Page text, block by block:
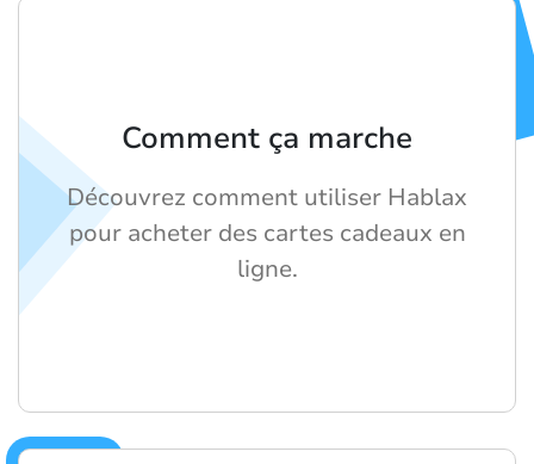
Comment ça marche
Découvrez comment utiliser Hablax
pour acheter des cartes cadeaux en
ligne.